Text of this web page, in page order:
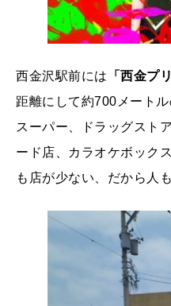
西金沢駅前には 「西金プ
距離にして約700メート
スーパー、ドラッグスト
ード店、カラオケボック
も店が少ない、だから人